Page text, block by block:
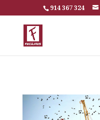
914 367 324